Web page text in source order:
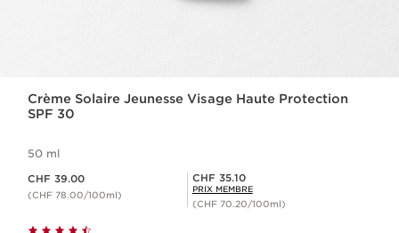
Crème Solaire Jeunesse Visage Haute Protection
SPF 30
50 ml
CHF 39.00
(CHF 78.00/100ml)
Prix Sérénité CHF 35.10
CHF 35.10
PRIX MEMBRE
(CHF 70.20/100ml)